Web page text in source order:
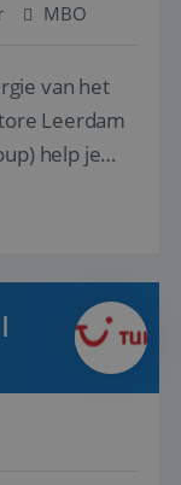
MBO
van het
help je
een